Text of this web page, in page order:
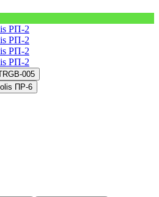
005
ПР-6